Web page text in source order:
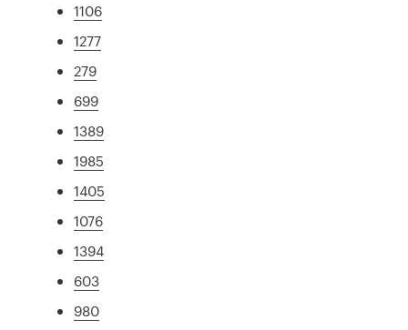
1106
1277
279
699
1389
1985
1405
1076
1394
603
980